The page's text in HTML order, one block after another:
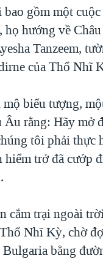
gồm một
họ hướng về
Tanzeem,
của Thổ Nhĩ
biểu tượng,
Âu rằng: Hãy mở
tôi phải thực
hiểm trở đã cướp
cắm trại ngoài
Nhĩ Kỳ, chờ
bằng